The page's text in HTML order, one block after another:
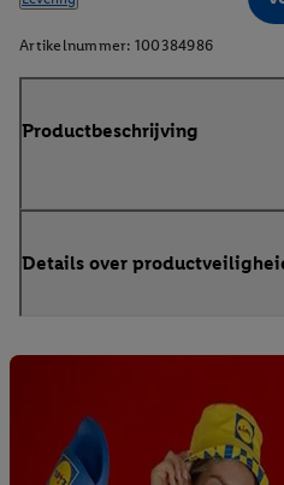
Artikelnummer: 100384986
Productbeschrijving
Details over